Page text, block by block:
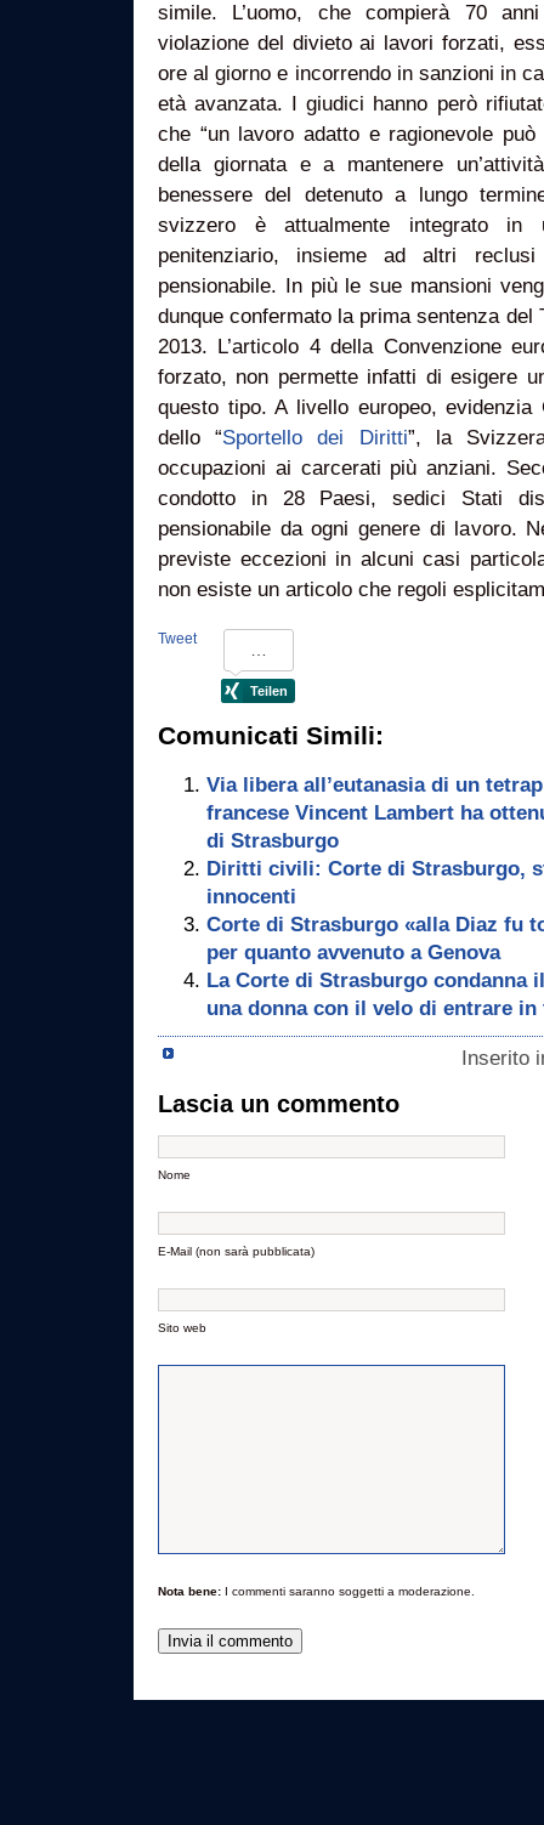
simile. L’uomo, che compierà 70
violazione del divieto ai lavori forzati,
ore al giorno e incorrendo in sanzioni in
età avanzata. I giudici hanno però
che “un lavoro adatto e ragionevole può
della giornata e a mantenere
benessere del detenuto a lungo
svizzero è attualmente integrato in
penitenziario, insieme ad altri
pensionabile. In più le sue mansioni
dunque confermato la prima sentenza del
2013. L’articolo 4 della Convenzione
forzato, non permette infatti di esigere
questo tipo. A livello europeo, evidenzia
dello “Sportello dei Diritti”, la
occupazioni ai carcerati più anziani.
condotto in 28 Paesi, sedici Stati
pensionabile da ogni genere di lavoro.
previste eccezioni in alcuni casi
non esiste un articolo che regoli
Tweet
Comunicati Simili:
Via libera all’eutanasia di un
francese Vincent Lambert ha
di Strasburgo
Diritti civili: Corte di Strasburgo,
innocenti
Corte di Strasburgo «alla Diaz fu
per quanto avvenuto a Genova
La Corte di Strasburgo condanna
una donna con il velo di entrare
Inserito
Lascia un commento
Nome
E-Mail (non sarà pubblicata)
Sito web
Nota bene: I commenti saranno soggetti a moderazione.